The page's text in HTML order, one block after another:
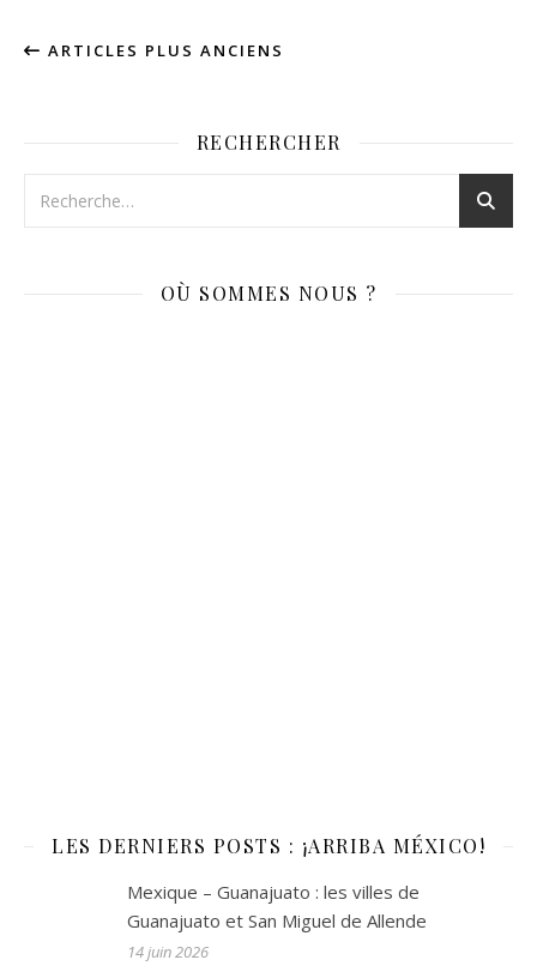
ARTICLES PLUS ANCIENS
RECHERCHER
OÙ SOMMES NOUS ?
LES DERNIERS POSTS : ¡ARRIBA MÉXICO!
Mexique – Guanajuato : les villes de
Guanajuato et San Miguel de Allende
14 juin 2026